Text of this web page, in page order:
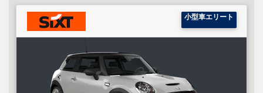
小型車エリート